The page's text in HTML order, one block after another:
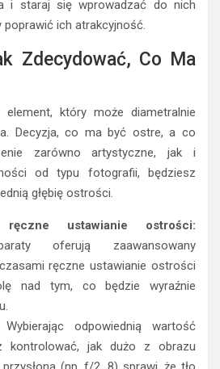
i staraj się wprowadzać do nich
poprawić ich atrakcyjność.
Zdecydować, Co Ma
który może diametralnie
Decyzja, co ma być ostre, a co
zarówno artystyczne, jak i
od typu fotografii, będziesz
głębię ostrości.
ustawianie ostrości:
oferują zaawansowany
ręczne ustawianie ostrości
nad tym, co będzie wyraźnie
Wybierając odpowiednią wartość
kontrolować, jak dużo z obrazu